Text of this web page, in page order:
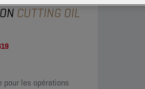
CUTTING OIL
pour les opérations